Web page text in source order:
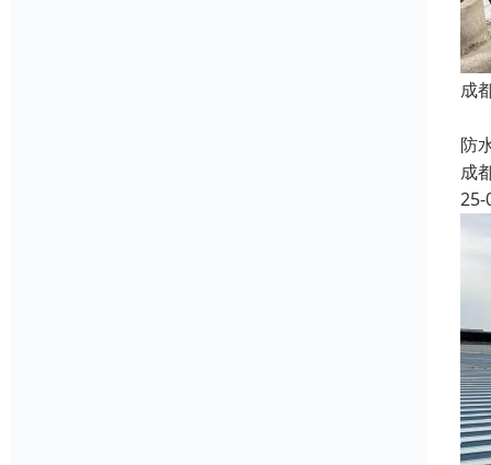
成
防
成
25-